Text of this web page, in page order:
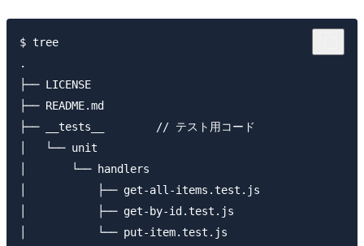
$ tree
.
├── LICENSE
├── README.md
├── __tests__        // テスト用コード
│   └── unit
│       └── handlers
│           ├── get-all-items.test.js
│           ├── get-by-id.test.js
│           └── put-item.test.js